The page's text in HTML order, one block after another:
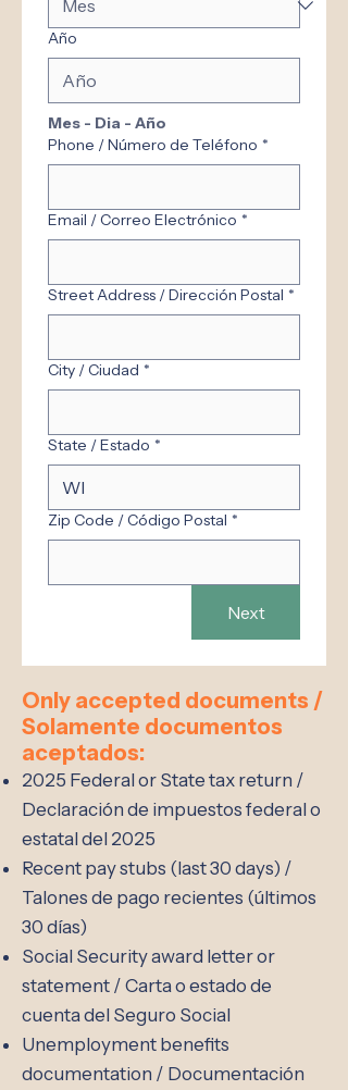
Año
Mes - Dia - Año
Phone / Número de Teléfono *
Email / Correo Electrónico *
Street Address / Dirección Postal *
City / Ciudad *
State / Estado *
Zip Code / Código Postal *
Next
Only accepted documents /
Solamente documentos
aceptados:
2025 Federal or State tax return /
Declaración de impuestos federal o
estatal del 2025
Recent pay stubs (last 30 days) /
Talones de pago recientes (últimos
30 días)
Social Security award letter or
statement / Carta o estado de
cuenta del Seguro Social
Unemployment benefits
documentation / Documentación